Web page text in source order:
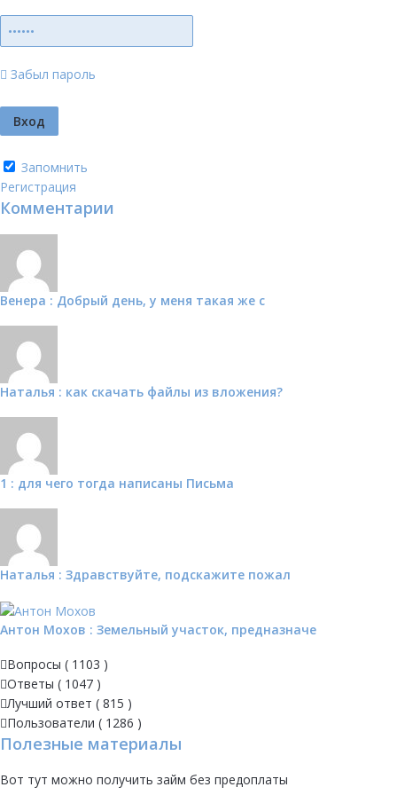
Забыл пароль
Запомнить
Регистрация
Комментарии
Венера : Добрый день, у меня такая же с
Наталья : как скачать файлы из вложения?
1 : для чего тогда написаны Письма
Наталья : Здравствуйте, подскажите пожал
Антон Мохов : Земельный участок, предназначе
Вопросы ( 1103 )
Ответы ( 1047 )
Лучший ответ ( 815 )
Пользователи ( 1286 )
Полезные материалы
Вот тут можно получить займ без предоплаты